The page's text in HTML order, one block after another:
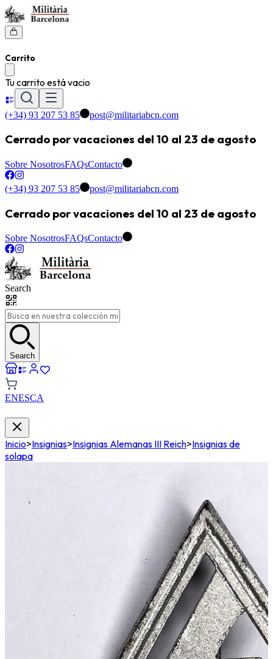
Carrito
Tu carrito está vacio
(+34) 93 207 53 85 post@militariabcn.com
Cerrado por vacaciones del 10 al 23 de agosto
Sobre NosotrosFAQsContacto
(+34) 93 207 53 85 post@militariabcn.com
Cerrado por vacaciones del 10 al 23 de agosto
Sobre NosotrosFAQsContacto
Search
Search
ENESCA
Inicio>Insignias>Insignias Alemanas III Reich>Insignias de
solapa